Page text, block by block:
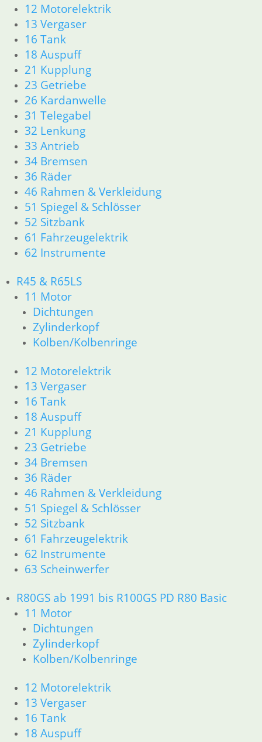
12 Motorelektrik
13 Vergaser
16 Tank
18 Auspuff
21 Kupplung
23 Getriebe
26 Kardanwelle
31 Telegabel
32 Lenkung
33 Antrieb
34 Bremsen
36 Räder
46 Rahmen & Verkleidung
51 Spiegel & Schlösser
52 Sitzbank
61 Fahrzeugelektrik
62 Instrumente
R45 & R65LS
11 Motor
Dichtungen
Zylinderkopf
Kolben/Kolbenringe
12 Motorelektrik
13 Vergaser
16 Tank
18 Auspuff
21 Kupplung
23 Getriebe
34 Bremsen
36 Räder
46 Rahmen & Verkleidung
51 Spiegel & Schlösser
52 Sitzbank
61 Fahrzeugelektrik
62 Instrumente
63 Scheinwerfer
R80GS ab 1991 bis R100GS PD R80 Basic
11 Motor
Dichtungen
Zylinderkopf
Kolben/Kolbenringe
12 Motorelektrik
13 Vergaser
16 Tank
18 Auspuff